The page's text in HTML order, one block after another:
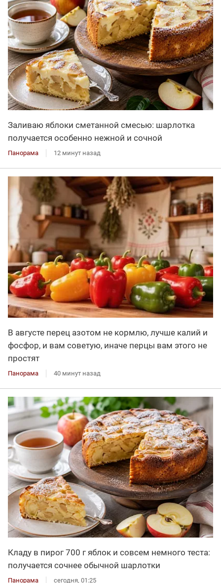
Заливаю яблоки сметанной смесью: шарлотка
получается особенно нежной и сочной
Панорама 12 минут назад
В августе перец азотом не кормлю, лучше калий и
фосфор, и вам советую, иначе перцы вам этого не
простят
Панорама 40 минут назад
Кладу в пирог 700 г яблок и совсем немного теста:
получается сочнее обычной шарлотки
Панорама сегодня, 01:25